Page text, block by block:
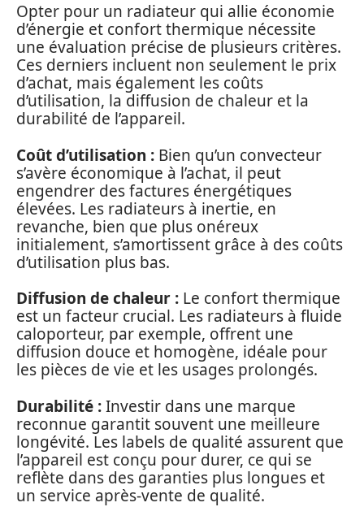
Opter pour un radiateur qui allie économie
d’énergie et confort thermique nécessite
une évaluation précise de plusieurs critères.
Ces derniers incluent non seulement le prix
d’achat, mais également les coûts
d’utilisation, la diffusion de chaleur et la
durabilité de l’appareil.
Coût d’utilisation : Bien qu’un convecteur
s’avère économique à l’achat, il peut
engendrer des factures énergétiques
élevées. Les radiateurs à inertie, en
revanche, bien que plus onéreux
initialement, s’amortissent grâce à des coûts
d’utilisation plus bas.
Diffusion de chaleur : Le confort thermique
est un facteur crucial. Les radiateurs à fluide
caloporteur, par exemple, offrent une
diffusion douce et homogène, idéale pour
les pièces de vie et les usages prolongés.
Durabilité :Investir dans une marque
reconnue garantit souvent une meilleure
longévité. Les labels de qualité assurent que
l’appareil est conçu pour durer, ce qui se
reflète dans des garanties plus longues et
un service après-vente de qualité.